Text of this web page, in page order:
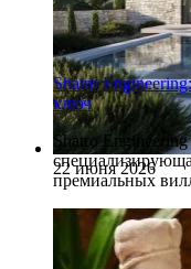
22 июня 2026
Shatro
ключ
Shatro
премиальных